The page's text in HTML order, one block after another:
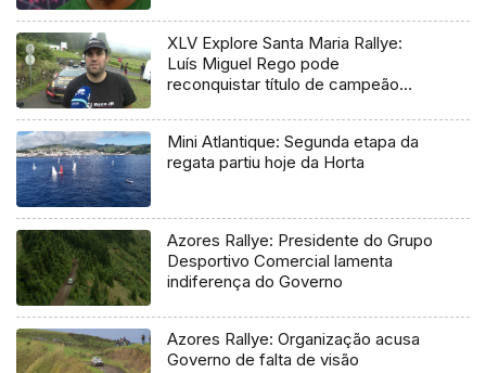
XLV Explore Santa Maria Rallye:
Luís Miguel Rego pode
reconquistar título de campeão
Mini Atlantique: Segunda etapa da
regata partiu hoje da Horta
Azores Rallye: Presidente do Grupo
Desportivo Comercial lamenta
indiferença do Governo
Azores Rallye: Organização acusa
Governo de falta de visão